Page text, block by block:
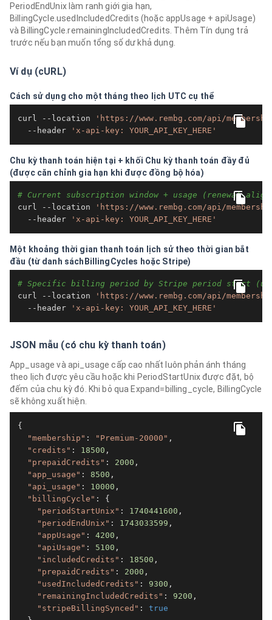
PeriodEndUnix làm ranh giới gia hạn,
BillingCycle.usedIncludedCredits (hoặc appUsage + apiUsage)
và BillingCycle.remainingIncludedCredits. Thêm Tín dụng trả
trước nếu bạn muốn tổng số dư khả dụng.
Ví dụ (cURL)
Cách sử dụng cho một tháng theo lịch UTC cụ thể
curl --location
'https://www.rembg.com/api/
  --header
'x-api-key: YOUR_API_KEY_HERE'
Chu kỳ thanh toán hiện tại + khối Chu kỳ thanh toán đầy đủ
(được căn chỉnh gia hạn khi được đồng bộ hóa)
# Current subscription window + usage (renewal-
curl --location
'https://www.rembg.com/api/
  --header
'x-api-key: YOUR_API_KEY_HERE'
Một khoảng thời gian thanh toán lịch sử theo thời gian bắt
đầu (từ danh sáchBillingCycles hoặc Stripe)
# Specific billing period by Stripe period start
curl --location
'https://www.rembg.com/api/
  --header
'x-api-key: YOUR_API_KEY_HERE'
JSON mẫu (có chu kỳ thanh toán)
App_usage và api_usage cấp cao nhất luôn phản ánh tháng
theo lịch được yêu cầu hoặc khi PeriodStartUnix được đặt, bộ
đếm của chu kỳ đó. Khi bỏ qua Expand=billing_cycle, BillingCycle
sẽ không xuất hiện.
{
"membership" : "Premium-20000" ,
"credits" : 18500 ,
"prepaidCredits" : 2000 ,
"app_usage" : 8500 ,
"api_usage" : 10000 ,
"billingCycle" : {
"periodStartUnix" : 1740441600 ,
"periodEndUnix" : 1743033599 ,
"appUsage" : 4200 ,
"apiUsage" : 5100 ,
"includedCredits" : 18500 ,
"prepaidCredits" : 2000 ,
"usedIncludedCredits" : 9300 ,
"remainingIncludedCredits" : 9200 ,
"stripeBillingSynced" : true